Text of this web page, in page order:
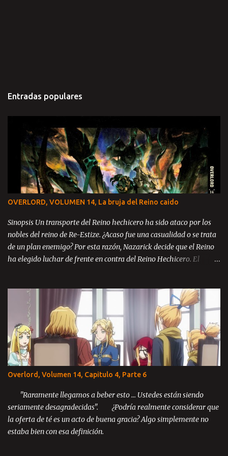
Entradas populares
OVERLORD, VOLUMEN 14, La bruja del Reino caido
Sinopsis Un transporte del Reino hechicero ha sido ataco por los
nobles del reino de Re-Estize. ¿Acaso fue una casualidad o se trata
de un plan enemigo? Por esta razón, Nazarick decide que el Reino
ha elegido luchar de frente en contra del Reino Hechicero. El
de Kazze y ahora con la amenaza de guerra en contra del mismo
enemigo, todos se encuentran desesperados ante la perspectiva de
luchar una guerra sin posibilidades de victoria. El reino está al
borde del colapso y solo un milagro podría salvarlos. Tabla de
Contenido Prologo Parte 1 Parte 2 Parte 3 Capítulo 1: Un
movimiento inesperado Parte 1-2 Parte 3 Parte 4 Parte 5 Parte 6
Parte 7 Parte 8 Capítulo 2: El principio del fin Parte 1 Parte 2 Parte
3 Parte 4 Parte 5 Parte 6 Parte 7 Parte 8 Parte 9 Capítulo 3: El
último rey Parte 1 Parte 2 Parte 3 ...
Overlord, Volumen 14, Capitulo 4, Parte 6
"Raramente llegamos a beber esto ... Ustedes están siendo
seriamente desagradecidas". ¿Podría realmente considerar que
la oferta de té es un acto de buena gracia? Algo simplemente no
estaba bien con esa definición.